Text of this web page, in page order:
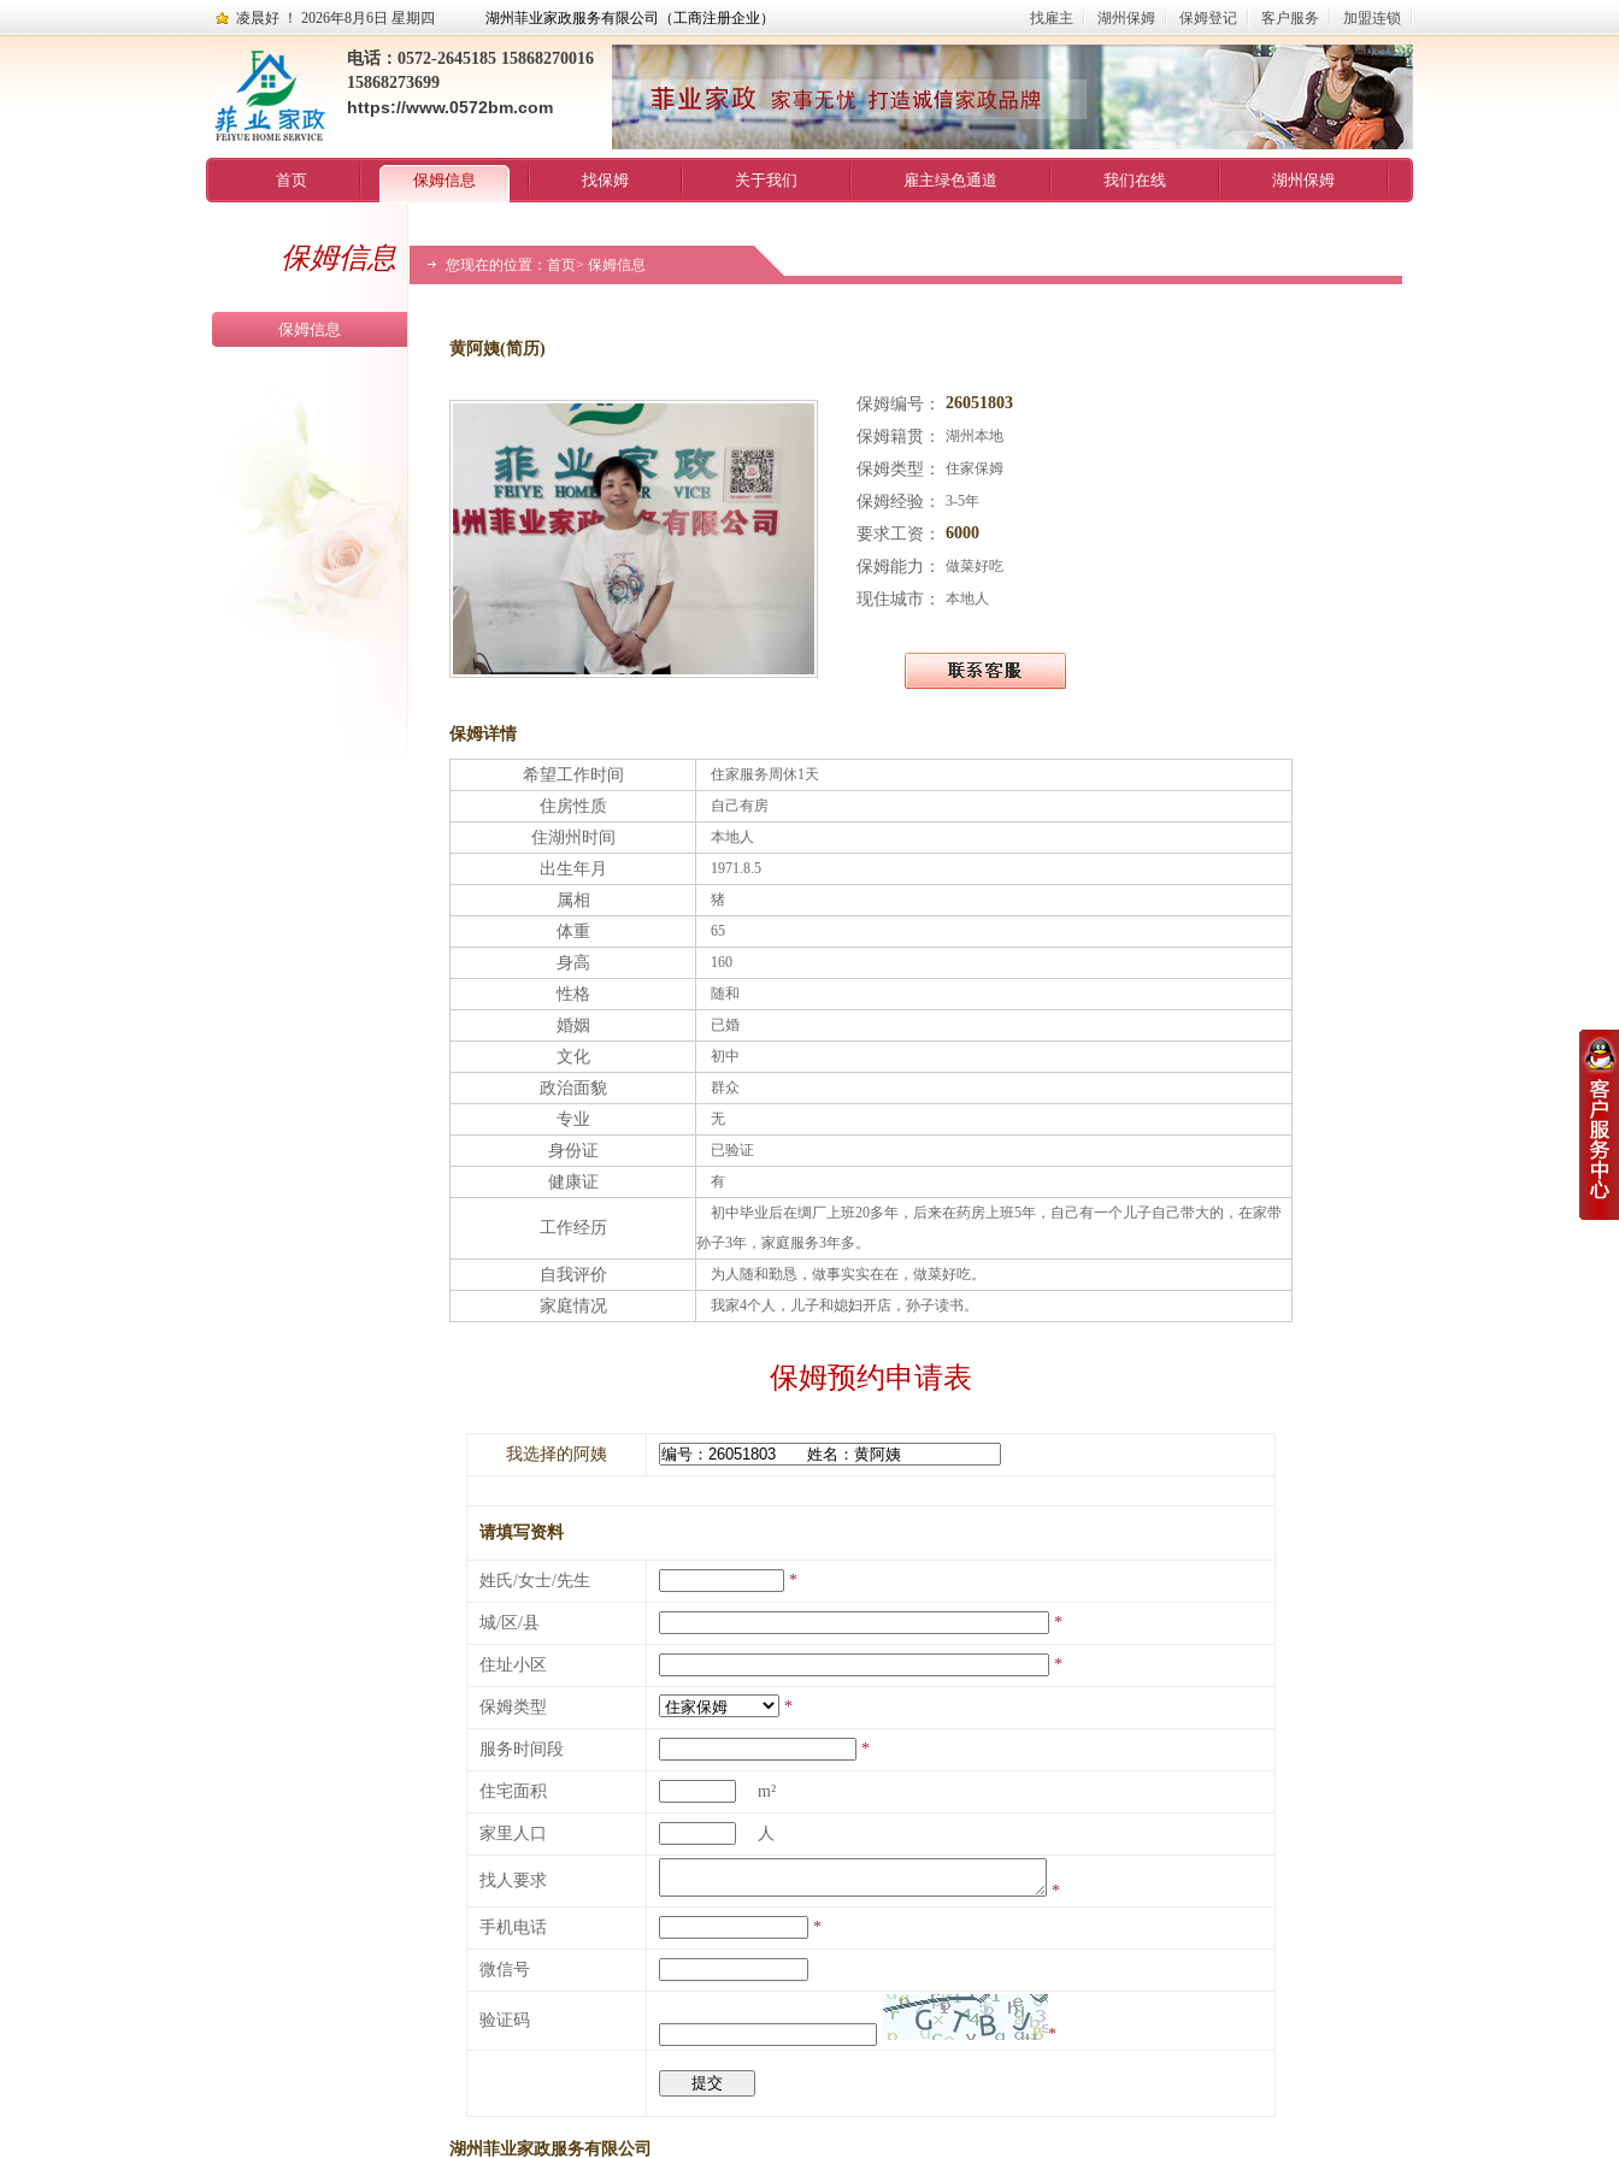
凌晨好 ！ 2026年8月6日 星期四 湖州菲业家政服务有限公司（工商注册企业） 找雇主 湖州保姆 保姆登记 客户服务 加盟连锁
电话：0572-2645185 15868270016
15868273699
https://www.0572bm.com
首页 保姆信息 找保姆 关于我们 雇主绿色通道 我们在线 湖州保姆
保姆信息
保姆信息
您现在的位置： 首页> 保姆信息
黄阿姨(简历)
保姆编号：
26051803
保姆籍贯：
湖州本地
保姆类型： 住家保姆
保姆经验： 3-5年
要求工资：
6000
保姆能力：
做菜好吃
现住城市： 本地人
保姆详情
希望工作时间 住家服务周休1天
住房性质 自己有房
住湖州时间 本地人
出生年月 1971.8.5
属相 猪
体重 65
身高 160
性格 随和
婚姻 已婚
文化 初中
政治面貌 群众
专业 无
身份证 已验证
健康证 有
工作经历
初中毕业后在绸厂上班20多年，后来在药房上班5年，自己有一个儿子自己带大的，在家带
孙子3年，家庭服务3年多。
自我评价 为人随和勤恳，做事实实在在，做菜好吃。
家庭情况 我家4个人，儿子和媳妇开店，孙子读书。
保姆预约申请表
我选择的阿姨
请填写资料
姓氏/女士/先生 *
城/区/县 *
住址小区 *
保姆类型 *
服务时间段 *
住宅面积 m²
家里人口 人
找人要求
*
手机电话
*
微信号
验证码
*
湖州菲业家政服务有限公司